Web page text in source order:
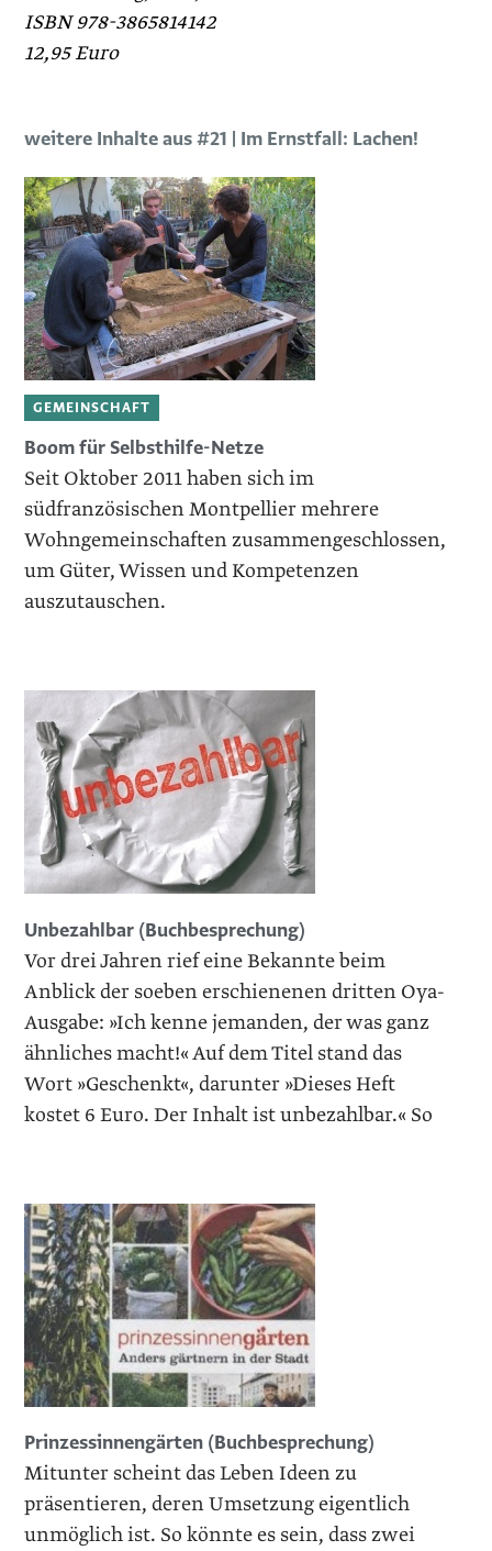
ISBN 978-3865814142
12,95 Euro
weitere Inhalte aus #21 | Im Ernstfall: Lachen!
GEMEINSCHAFT
Boom für Selbsthilfe-Netze
Seit Oktober 2011 haben sich im
südfranzösischen Montpellier mehrere
Wohngemeinschaften zusammengeschlossen,
um Güter, Wissen und Kompetenzen
auszutauschen.
Unbezahlbar (Buchbesprechung)
Vor drei Jahren rief eine Bekannte beim
Anblick der soeben erschienenen dritten Oya-
Ausgabe: »Ich kenne jemanden, der was ganz
ähnliches macht!« Auf dem Titel stand das
Wort »Geschenkt«, darunter »Dieses Heft
kostet 6 Euro. Der Inhalt ist unbezahlbar.« So
Prinzessinnengärten (Buchbesprechung)
Mitunter scheint das Leben Ideen zu
präsentieren, deren Umsetzung eigentlich
unmöglich ist. So könnte es sein, dass zwei